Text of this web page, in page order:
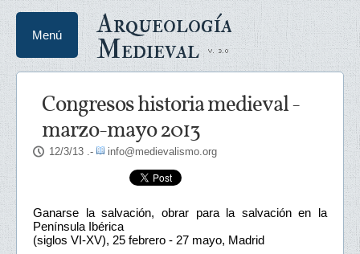
Arqueología
Medieval
Menú
Congresos historia medieval -
marzo-mayo 2013
12/3/13 .- info@medievalismo.org
Ganarse la salvación, obrar para la salvación en la
Península Ibérica
(siglos VI-XV), 25 febrero - 27 mayo, Madrid